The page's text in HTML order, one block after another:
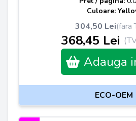
Culoare:
304,50 Lei(fara
368,45 Lei
Adauga
ECO-OEM